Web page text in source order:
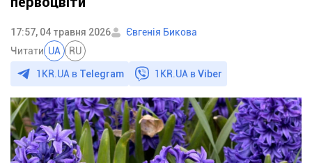
17:57, 04 травня 2026
Євгенія Бикова
Читати UA RU
1KR.UA в Telegram 1KR.UA вViber